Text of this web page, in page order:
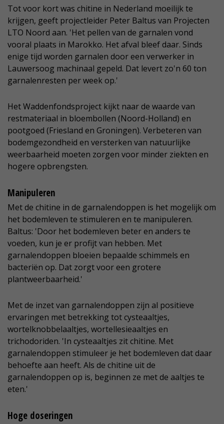
Tot voor kort was chitine in Nederland moeilijk te
krijgen, geeft projectleider Peter Baltus van Projecten
LTO Noord aan. 'Het pellen van de garnalen vond
vooral plaats in Marokko. Het afval bleef daar. Sinds
enige tijd worden garnalen door een verwerker in
Lauwersoog machinaal gepeld. Dat levert zo'n 60 ton
garnalenresten per week op.'
Het Waddenfondsproject kijkt naar de waarde van
restmateriaal in bloembollen (Noord-Holland) en
pootgoed (Friesland en Groningen). Verbeteren van
bodemgezondheid en versterken van natuurlijke
weerbaarheid moeten zorgen voor minder ziekten en
hogere opbrengsten.
Manipuleren
Met de chitine in de garnalendoppen is het mogelijk om
het bodemleven te stimuleren en te manipuleren.
Baltus: 'Door het bodemleven beter en anders te
voeden, kun je er profijt van hebben. Met
garnalendoppen bloeien bepaalde schimmels en
bacteriën op. Dat zorgt voor een grotere
plantweerbaarheid.'
Met de inzet van garnalendoppen zijn al positieve
ervaringen met betrekking tot cysteaaltjes,
wortelknobbelaaltjes, wortellesieaaltjes en
trichodoriden. 'In cysteaaltjes zit chitine. Met
garnalendoppen stimuleer je het bodemleven dat daar
behoefte aan heeft. Als de chitine uit de
garnalendoppen op is, beginnen ze met de aaltjes te
eten.'
Hoge doseringen